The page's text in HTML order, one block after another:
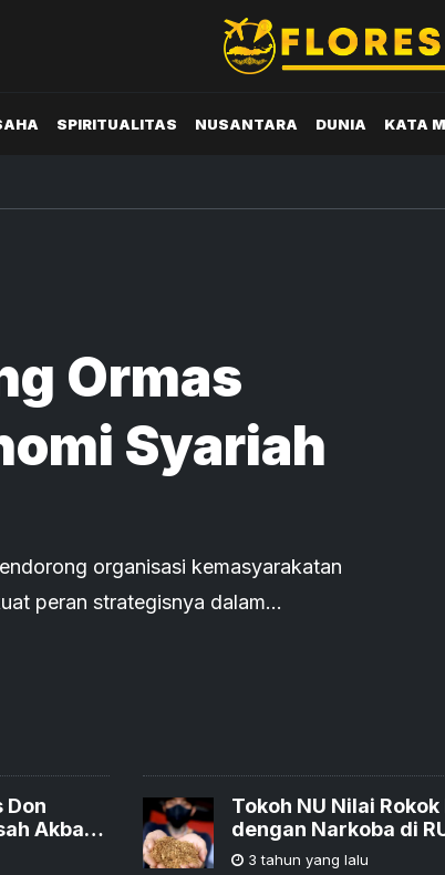
SPIRITUALITAS NUSANTARA DUNIA KATA
Ormas
Syariah
organisasi kemasyarakatan
peran strategisnya dalam
Don
Akbar 1
Tokoh NU Nilai
dengan Narkoba di
Risaukan Petani
3 tahun yang lalu